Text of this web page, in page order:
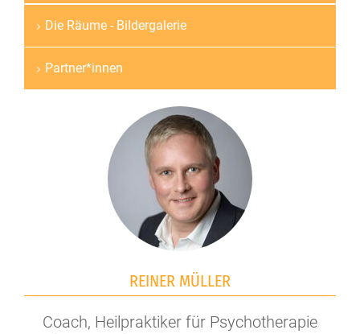
Die Räume - Bildergalerie
Partner*innen
REINER MÜLLER
Coach, Heilpraktiker für Psychotherapie